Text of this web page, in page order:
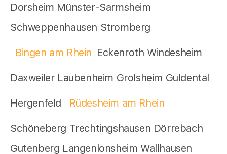
Dorsheim Münster-Sarmsheim
Schweppenhausen Stromberg
Bingen am Rhein Eckenroth Windesheim
Daxweiler Laubenheim Grolsheim Guldental
Hergenfeld Rüdesheim am Rhein
Schöneberg Trechtingshausen Dörrebach
Gutenberg Langenlonsheim Wallhausen